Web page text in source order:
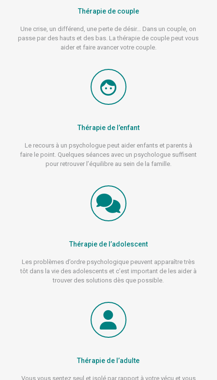
Thérapie de couple
Une crise, un différend, une perte de désir… Dans un couple, on
passe par des hauts et des bas. La thérapie de couple peut vous
aider et faire avancer votre couple.
Thérapie de l’enfant
Le recours à un psychologue peut aider enfants et parents à
faire le point. Quelques séances avec un psychologue suffisent
pour retrouver l’équilibre au sein de la famille.
Thérapie de l’adolescent
Les problèmes d’ordre psychologique peuvent apparaître très
tôt dans la vie des adolescents et c’est important de les aider à
trouver des solutions dès que possible.
Thérapie de l’adulte
Vous vous sentez seul et isolé par rapport à votre vécu et vous